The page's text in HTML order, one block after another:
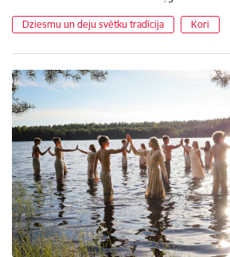
Dziesmu un deju svētku tradīcija Kori